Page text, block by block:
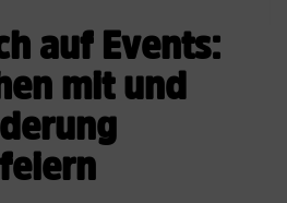
auf Events:
mit und